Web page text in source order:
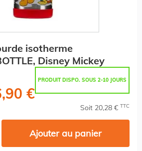
isotherme
Disney Mickey
PRODUIT DISPO. SOUS 2-10 JOURS
€
Soit 20,28 € TTC
Ajouter au panier